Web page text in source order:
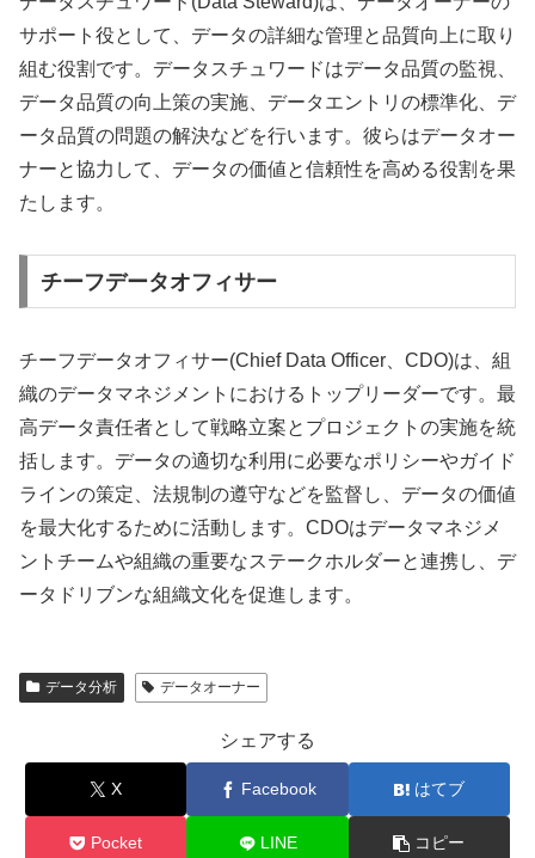
サポート役として、データの詳細な管理と品質向上に取り
組む役割です。データスチュワードはデータ品質の監視、
データ品質の向上策の実施、データエントリの標準化、デ
ータ品質の問題の解決などを行います。彼らはデータオー
ナーと協力して、データの価値と信頼性を高める役割を果
たします。
チーフデータオフィサー
チーフデータオフィサー(Chief Data Officer、CDO)は、組
織のデータマネジメントにおけるトップリーダーです。最
高データ責任者として戦略立案とプロジェクトの実施を統
括します。データの適切な利用に必要なポリシーやガイド
ラインの策定、法規制の遵守などを監督し、データの価値
を最大化するために活動します。CDOはデータマネジメ
ントチームや組織の重要なステークホルダーと連携し、デ
ータドリブンな組織文化を促進します。
データ分析 データオーナー
シェアする
X Facebook はてブ
Pocket LINE コピー